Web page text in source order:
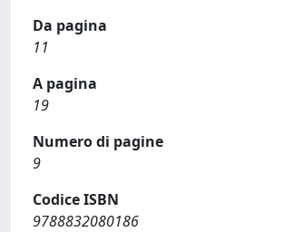
Da pagina
11
A pagina
19
Numero di pagine
9
Codice ISBN
9788832080186